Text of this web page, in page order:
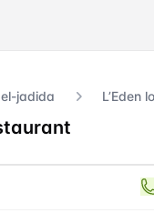
el-jadida L’Eden
restaurant